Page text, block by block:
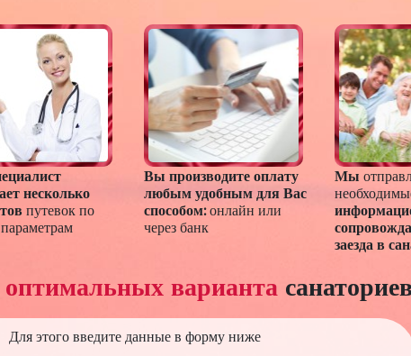
несколько
путевок по
Вы производите оплату
любым удобным для Вас
способом:онлайн или
через банк
Мы
заезда в
оптимальных варианта
Для этого введите данные в форму ниже